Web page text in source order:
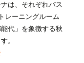
は、それぞれバス
レーニングルーム
代」を象徴する秋
。